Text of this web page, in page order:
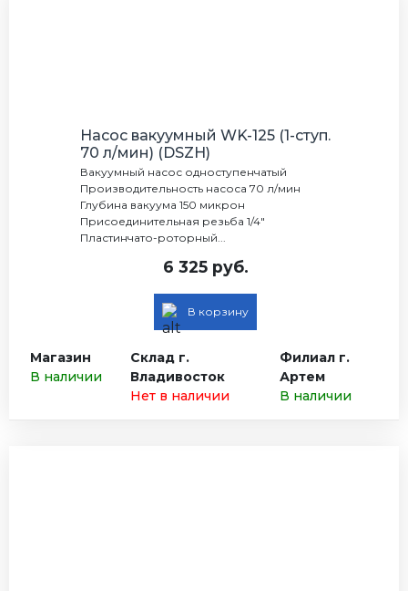
Насос вакуумный WK-125 (1-ступ.
70 л/мин) (DSZH)
Вакуумный насос одноступенчатый
Производительность насоса 70 л/мин
Глубина вакуума 150 микрон
Присоединительная резьба 1/4"
Пластинчато-роторный...
6 325 руб.
В корзину
Магазин
В наличии
Склад г.
Владивосток
Нет в наличии
Филиал г.
Артем
В наличии